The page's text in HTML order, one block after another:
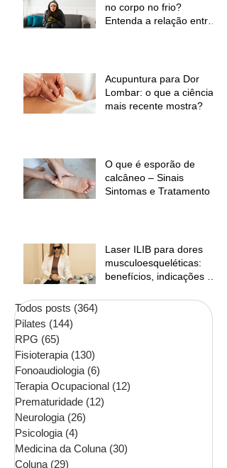
no corpo no frio?
Entenda a relação entre
Acupuntura para Dor
Lombar: o que a ciência
mais recente mostra?
O que é esporão de
calcâneo – Sinais
Sintomas e Tratamento
Laser ILIB para dores
musculoesqueléticas:
benefícios, indicações e
Todos posts (364)
Pilates (144)
RPG (65)
Fisioterapia (130)
Fonoaudiologia (6)
Terapia Ocupacional (12)
Prematuridade (12)
Neurologia (26)
Psicologia (4)
Medicina da Coluna (30)
Coluna (29)